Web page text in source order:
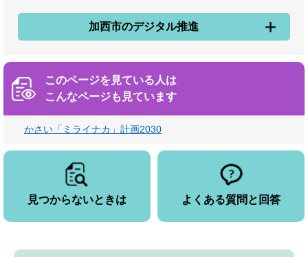
加西市のデジタル推進
このページを見ている人は
こんなページも見ています
かさい「ミライナカ」計画2030
見つからないときは よくある質問と回答